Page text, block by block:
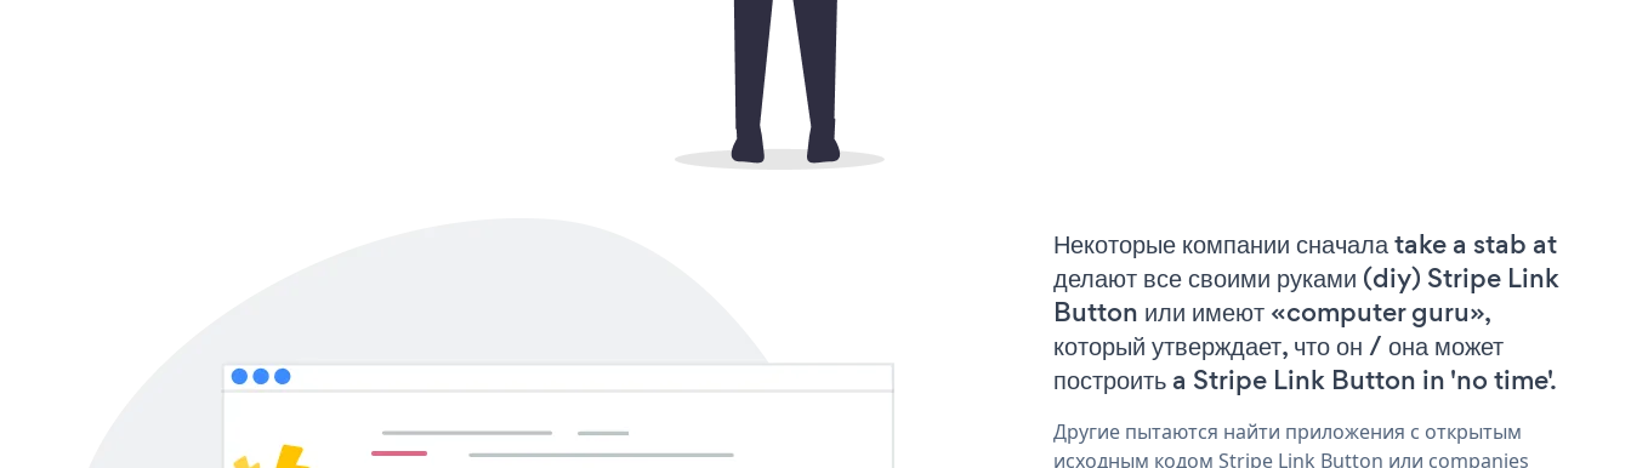
Некоторые компании сначала take a stab at
делают все своими руками (diy) Stripe Link
Button или имеют «computer guru»,
который утверждает, что он / она может
построить a Stripe Link Button in 'no time'.
Другие пытаются найти приложения с открытым
исходным кодом Stripe Link Button или companies